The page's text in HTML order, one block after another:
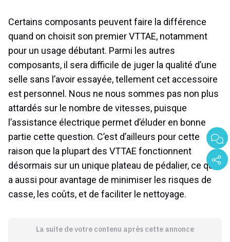
Certains composants peuvent faire la différence
quand on choisit son premier VTTAE, notamment
pour un usage débutant. Parmi les autres
composants, il sera difficile de juger la qualité d’une
selle sans l’avoir essayée, tellement cet accessoire
est personnel. Nous ne nous sommes pas non plus
attardés sur le nombre de vitesses, puisque
l’assistance électrique permet d’éluder en bonne
partie cette question. C’est d’ailleurs pour cette
raison que la plupart des VTTAE fonctionnent
désormais sur un unique plateau de pédalier, ce qui
a aussi pour avantage de minimiser les risques de
casse, les coûts, et de faciliter le nettoyage.
La suite de votre contenu après cette annonce